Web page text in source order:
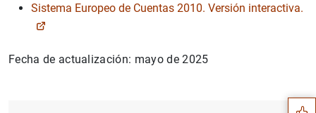
Sistema Europeo de Cuentas 2010. Versión interactiva.
Fecha de actualización: mayo de 2025 Sugerencias